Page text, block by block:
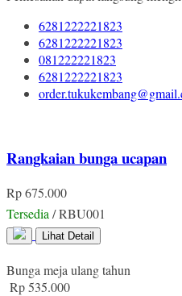
6281222221823
6281222221823
081222221823
6281222221823
Rangkaian bunga ucapan
Rp 675.000
Tersedia / RBU001
Lihat Detail
Bunga meja ulang tahun
Rp 535.000